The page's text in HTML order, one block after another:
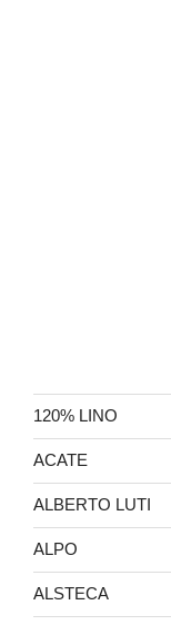
120% LINO
ACATE
ALBERTO LUTI
ALPO
ALSTECA